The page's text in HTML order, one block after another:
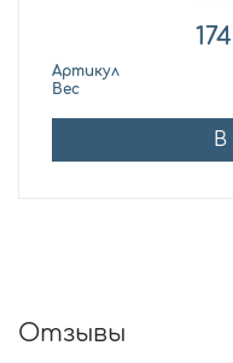
Артикул
Вес
В
Отзывы